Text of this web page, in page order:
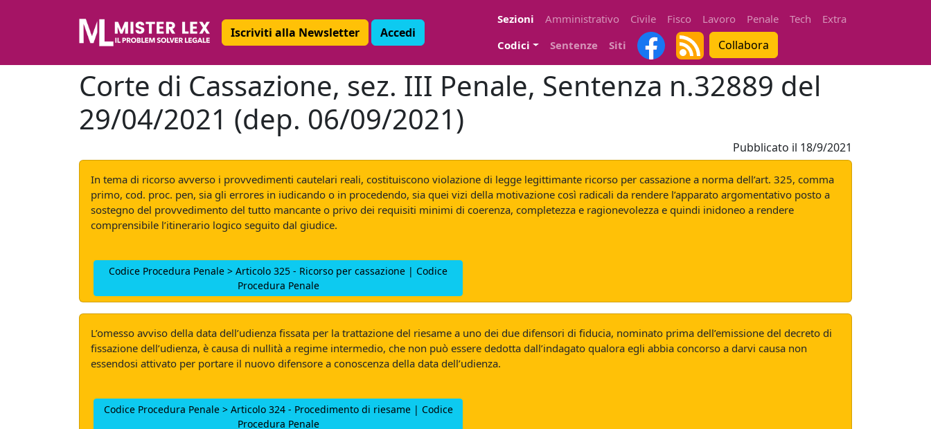
Iscriviti alla Newsletter Accedi
Sezioni Amministrativo Civile Fisco Lavoro Penale Tech
Extra
Codici
Sentenze Siti Collabora
Corte di Cassazione, sez. III Penale, Sentenza n.32889 del
29/04/2021 (dep. 06/09/2021)
Pubblicato il 18/9/2021
In tema di ricorso avverso i provvedimenti cautelari reali, costituiscono violazione di legge legittimante ricorso per cassazione a norma dell’art. 325, comma
primo, cod. proc. pen, sia gli errores in iudicando o in procedendo, sia quei vizi della motivazione così radicali da rendere l’apparato argomentativo posto a
sostegno del provvedimento del tutto mancante o privo dei requisiti minimi di coerenza, completezza e ragionevolezza e quindi inidoneo a rendere
comprensibile l’itinerario logico seguito dal giudice.
Codice Procedura Penale > Articolo 325 - Ricorso per cassazione | Codice
Procedura Penale
L’omesso avviso della data dell’udienza fissata per la trattazione del riesame a uno dei due difensori di fiducia, nominato prima dell’emissione del decreto di
fissazione dell’udienza, è causa di nullità a regime intermedio, che non può essere dedotta dall’indagato qualora egli abbia concorso a darvi causa non
essendosi attivato per portare il nuovo difensore a conoscenza della data dell’udienza.
Codice Procedura Penale > Articolo 324 - Procedimento di riesame | Codice
Procedura Penale